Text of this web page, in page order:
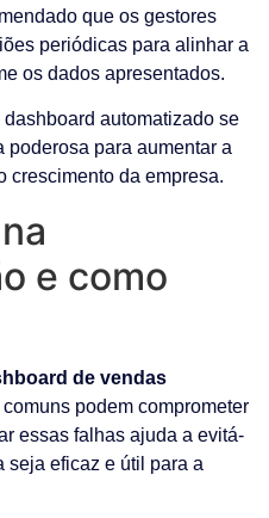
que os gestores
periódicas para alinhar a
os dados apresentados.
automatizado se
poderosa para aumentar a
crescimento da empresa.
e como
de vendas
podem comprometer
essas falhas ajuda a evitá-
seja eficaz e útil para a